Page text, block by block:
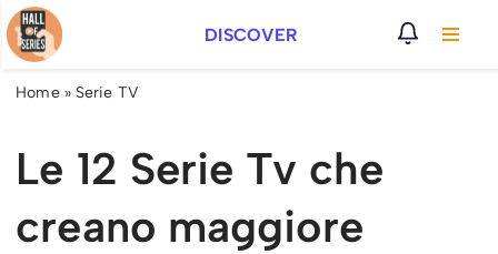
Vai
al
DISCOVER
Home» Serie TV
Le 12 Serie Tv che
creano maggiore